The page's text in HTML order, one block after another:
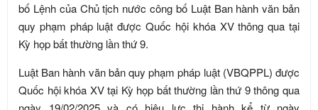
bố Lệnh của Chủ tịch nước công bố Luật Ban hành văn bản
quy phạm pháp luật được Quốc hội khóa XV thông qua tại
Kỳ họp bất thường lần thứ 9.
Luật Ban hành văn bản quy phạm pháp luật (VBQPPL) được
Quốc hội khóa XV tại Kỳ họp bất thường lần thứ 9 thông qua